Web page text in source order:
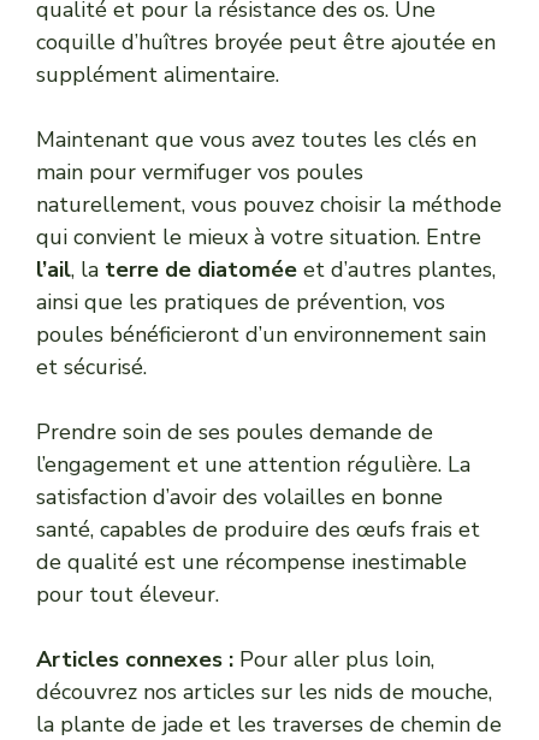
qualité et pour la résistance des os. Une
coquille d’huîtres broyée peut être ajoutée en
supplément alimentaire.
Maintenant que vous avez toutes les clés en
main pour vermifuger vos poules
naturellement, vous pouvez choisir la méthode
qui convient le mieux à votre situation. Entre
l’ail, la terre de diatomée et d’autres plantes,
ainsi que les pratiques de prévention, vos
poules bénéficieront d’un environnement sain
et sécurisé.
Prendre soin de ses poules demande de
l’engagement et une attention régulière. La
satisfaction d’avoir des volailles en bonne
santé, capables de produire des œufs frais et
de qualité est une récompense inestimable
pour tout éleveur.
Articles connexes : Pour aller plus loin,
découvrez nos articles sur les nids de mouche,
la plante de jade et les traverses de chemin de